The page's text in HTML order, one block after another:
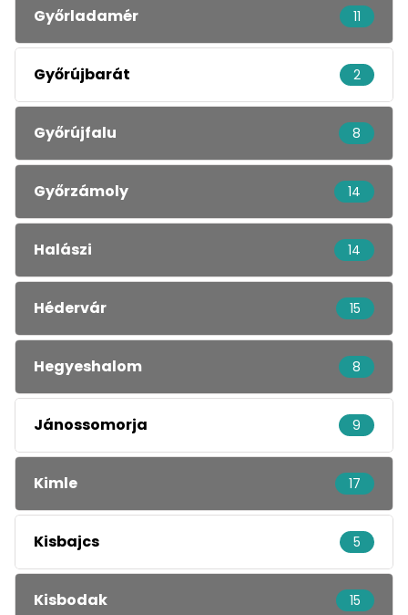
Győrladamér 11
Győrújbarát 2
Győrújfalu 8
Győrzámoly 14
Halászi 14
Hédervár 15
Hegyeshalom 8
Jánossomorja 9
Kimle 17
Kisbajcs 5
Kisbodak 15